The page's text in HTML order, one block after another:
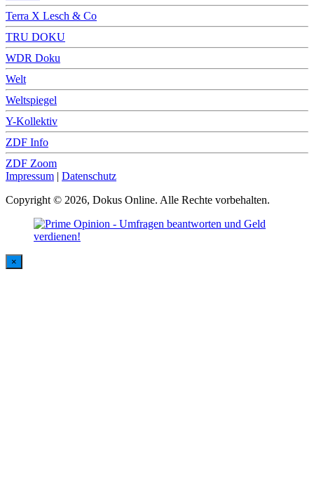
Terra X Lesch & Co
TRU DOKU
WDR Doku
Welt
Weltspiegel
Y-Kollektiv
ZDF Info
ZDF Zoom
Impressum | Datenschutz
Copyright © 2026, Dokus Online. Alle Rechte vorbehalten.
×